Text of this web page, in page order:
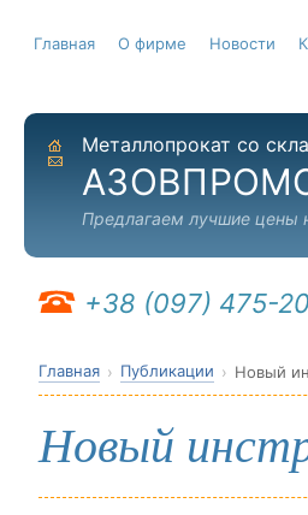
Главная О фирме Новости
На главную
Отправить письмо
Металлопрокат со
Предлагаем лучшие цены
+38 (097) 475-
Главная Публикации Новый
Новый